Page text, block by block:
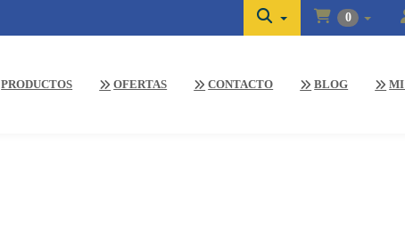
0
PRODUCTOS OFERTAS CONTACTO BLOG MI